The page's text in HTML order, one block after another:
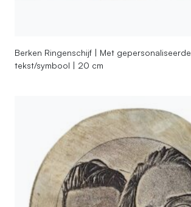
Berken Ringenschijf | Met gepersonaliseerde
tekst/symbool | 20 cm